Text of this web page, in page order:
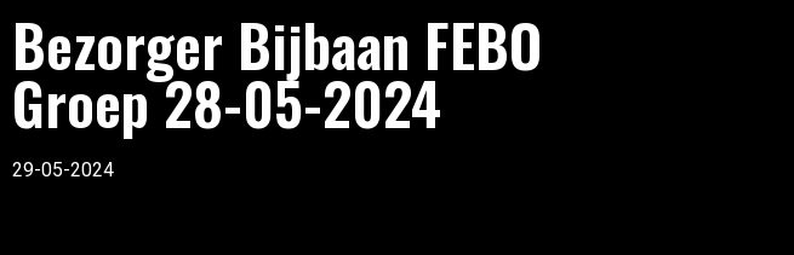
Bezorger Bijbaan FEBO
Groep 28-05-2024
29-05-2024